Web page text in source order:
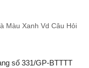
Màu Xanh Vd Câu Hỏi
số 331/GP-BTTTT